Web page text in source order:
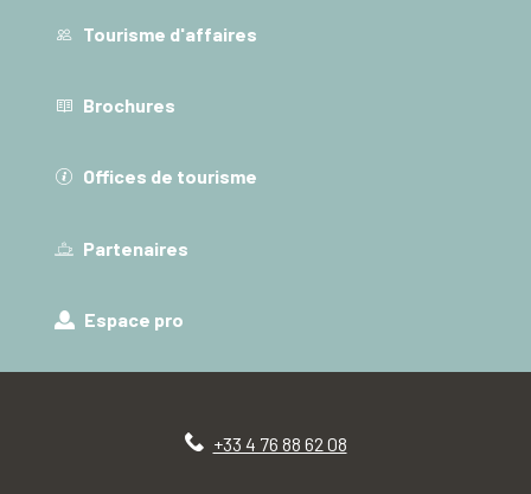
Tourisme d'affaires
Brochures
Offices de tourisme
Partenaires
Espace pro
+33 4 76 88 62 08